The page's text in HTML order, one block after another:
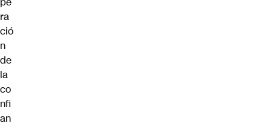
ra
ció
n
de
la
co
nfi
an